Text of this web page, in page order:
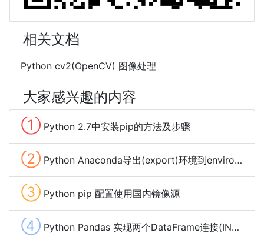
相关文档
Python cv2(OpenCV) 图像处理
大家感兴趣的内容
① Python 2.7中安装pip的方法及步骤
② Python Anaconda导出(export)环境到environment.yml文件
③ Python pip 配置使用国内镜像源
④ Python Pandas 实现两个DataFrame连接(INNER (LEFT RIGHT FULL) OUTER) JOIN